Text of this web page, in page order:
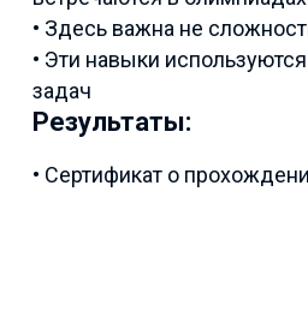
• Здесь важна не
• Эти навыки
задач
Результаты:
• Сертификат о